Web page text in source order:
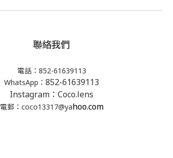
聯絡我們
電話：852-61639113
WhatsApp： 852-61639113
Instagram：Coco.lens
電郵：coco13317@yahoo.com